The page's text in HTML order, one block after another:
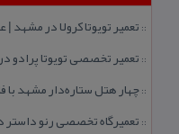
:: تعمیر تویوتا كرولا در
:: تعمیر تخصصی تویوتا پرادو
::چهار هتل‌ ستاره‌دار مشهد با فاصله زیر
::تعمیرگاه تخصصی رنو داستر در مشهد | ۱۰ سال